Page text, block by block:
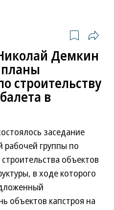
Демкин
строительству
в
заседание
группы по
объектов
в ходе которого
объектов капстроя на